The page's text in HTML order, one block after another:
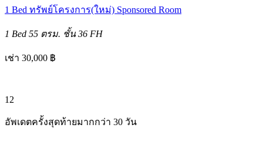
1 Bed ทรัพย์โครงการ(ใหม่) Sponsored Room
1 Bed 55 ตรม. ชั้น 36 FH
เช่า 30,000 ฿
12
อัพเดตครั้งสุดท้ายมากกว่า 30 วัน